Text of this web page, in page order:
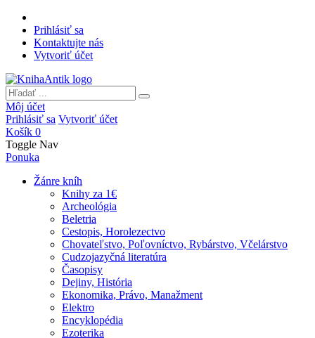
Prihlásiť sa
Kontaktujte nás
Vytvoriť účet
Môj účet
Prihlásiť sa Vytvoriť účet
Košík 0
Toggle Nav
Ponuka
Žánre kníh
Knihy za 1€
Archeológia
Beletria
Cestopis, Horolezectvo
Chovateľstvo, Poľovníctvo, Rybárstvo, Včelárstvo
Cudzojazyčná literatúra
Časopisy
Dejiny, História
Ekonomika, Právo, Manažment
Elektro
Encyklopédia
Ezoterika